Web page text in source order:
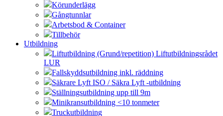
Körunderlägg
Gångtunnlar
Arbetsbod & Container
Tillbehör
Utbildning
Liftutbildning (Grund/repetition) Liftutbildningsrådet
LUR
Fallskyddsutbildning inkl. räddning
Säkrare Lyft ISO / Säkra Lyft -utbildning
Ställningsutbildning upp till 9m
Minikransutbildning <10 tonmeter
Truckutbildning